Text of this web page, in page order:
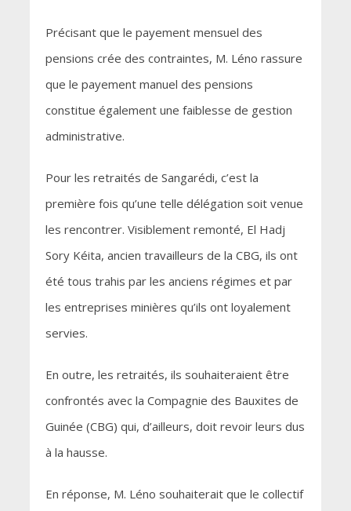
Précisant que le payement mensuel des
pensions crée des contraintes, M. Léno rassure
que le payement manuel des pensions
constitue également une faiblesse de gestion
administrative.
Pour les retraités de Sangarédi, c’est la
première fois qu’une telle délégation soit venue
les rencontrer. Visiblement remonté, El Hadj
Sory Kéita, ancien travailleurs de la CBG, ils ont
été tous trahis par les anciens régimes et par
les entreprises minières qu’ils ont loyalement
servies.
En outre, les retraités, ils souhaiteraient être
confrontés avec la Compagnie des Bauxites de
Guinée (CBG) qui, d’ailleurs, doit revoir leurs dus
à la hausse.
En réponse, M. Léno souhaiterait que le collectif